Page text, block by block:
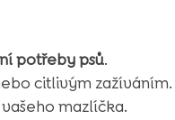
potřeby psů.
citlivým zažíváním.
mazlíčka.